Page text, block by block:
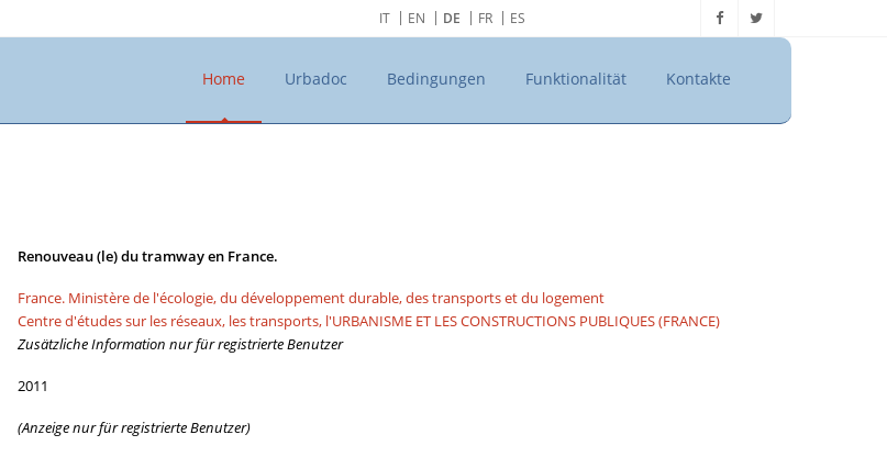
IT EN DE FR ES
Home Urbadoc Bedingungen Funktionalität Kontakte
Renouveau (le) du tramway en France.
France. Ministère de l'écologie, du développement durable, des transports et du logement
Centre d'études sur les réseaux, les transports, l'URBANISME ET LES CONSTRUCTIONS PUBLIQUES (FRANCE)
Zusätzliche Information nur für registrierte Benutzer
2011
(Anzeige nur für registrierte Benutzer)